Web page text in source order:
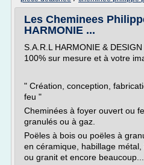
Les Cheminees
HARMONIE ...
S.A.R.L HARMONIE &
100% sur mesure et à votre
" Création, conception,
feu "
Cheminées à foyer ouvert ou
granulés ou à gaz.
Poëles à bois ou poëles à
en céramique, habillage
ou granit et encore beaucoup...